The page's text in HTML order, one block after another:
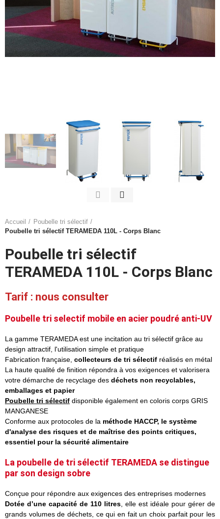
Accueil
Poubelle tri sélectif
Poubelle tri sélectif TERAMEDA 110L - Corps Blanc
Poubelle tri sélectif
TERAMEDA 110L - Corps Blanc
Tarif : nous consulter
Poubelle tri selectif mobile en acier poudré anti-UV
La gamme TERAMEDA est une incitation au tri sélectif grâce au
design attractif, l'utilisation simple et pratique
Fabrication française, collecteurs de tri sélectif réalisés en métal
La haute qualité de finition répondra à vos exigences et valorisera
votre démarche de recyclage des déchets non recyclables,
emballages et papier
Poubelle tri sélectif disponible également en coloris corps GRIS
MANGANESE
Conforme aux protocoles de la méthode HACCP, le système
d'analyse des risques et de maîtrise des points critiques,
essentiel pour la sécurité alimentaire
La poubelle de tri sélectif TERAMEDA se distingue
par son design sobre
Conçue pour répondre aux exigences des entreprises modernes
Dotée d’une capacité de 110 litres , elle est idéale pour gérer de
grands volumes de déchets, ce qui en fait un choix parfait pour les